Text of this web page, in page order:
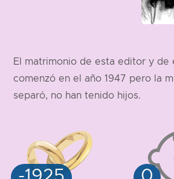
El matrimonio de esta editor y de
comenzó en el año 1947 pero la
separó, no han tenido hijos.
157 cm